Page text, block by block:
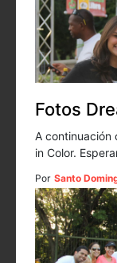
Fotos
A continuación
in Color.
Por Santo